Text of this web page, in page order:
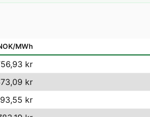
MWh
kr
kr
kr